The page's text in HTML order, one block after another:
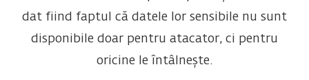
dat fiind faptul că datele lor sensibile nu sunt
disponibile doar pentru atacator, ci pentru
oricine le întâlnește.